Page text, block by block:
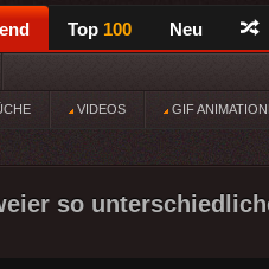
Top 100 Neu
VIDEOS GIF
so